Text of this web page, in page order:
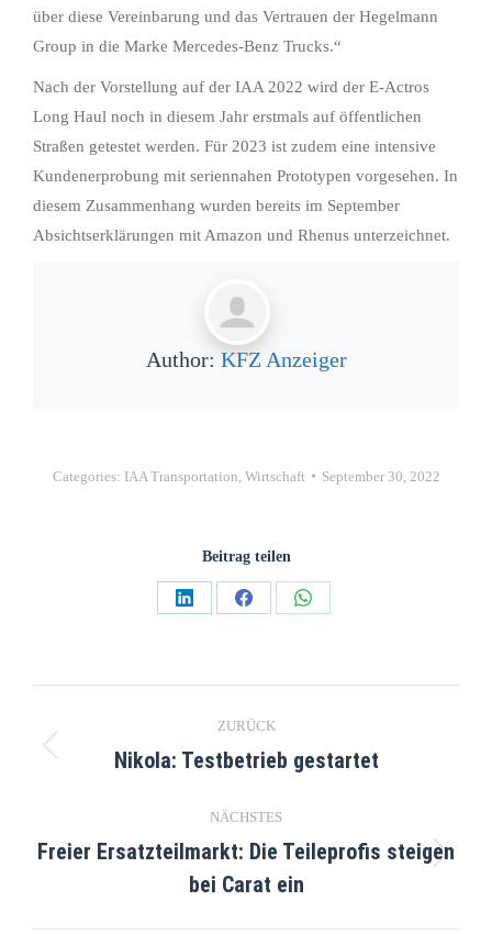
über diese Vereinbarung und das Vertrauen der Hegelmann
Group in die Marke Mercedes-Benz Trucks.“
Nach der Vorstellung auf der IAA 2022 wird der E-Actros
Long Haul noch in diesem Jahr erstmals auf öffentlichen
Straßen getestet werden. Für 2023 ist zudem eine intensive
Kundenerprobung mit seriennahen Prototypen vorgesehen. In
diesem Zusammenhang wurden bereits im September
Absichtserklärungen mit Amazon und Rhenus unterzeichnet.
Author: KFZ Anzeiger
Categories: IAA Transportation Wirtschaft September 30, 2022
Beitrag teilen
ZURÜCK
Nikola: Testbetrieb gestartet
NÄCHSTES
Freier Ersatzteilmarkt: Die Teileprofis steigen
bei Carat ein